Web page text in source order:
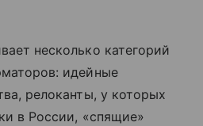
несколько категорий
идейные
релоканты, у которых
в России, «спящие»